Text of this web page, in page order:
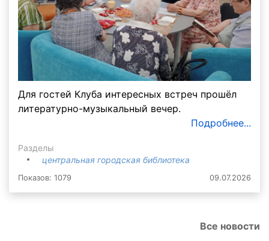
Для гостей Клуба интересных встреч прошёл
литературно-музыкальный вечер.
Подробнее...
Разделы
центральная городская библиотека
Показов: 1079 09.07.2026
Все новости